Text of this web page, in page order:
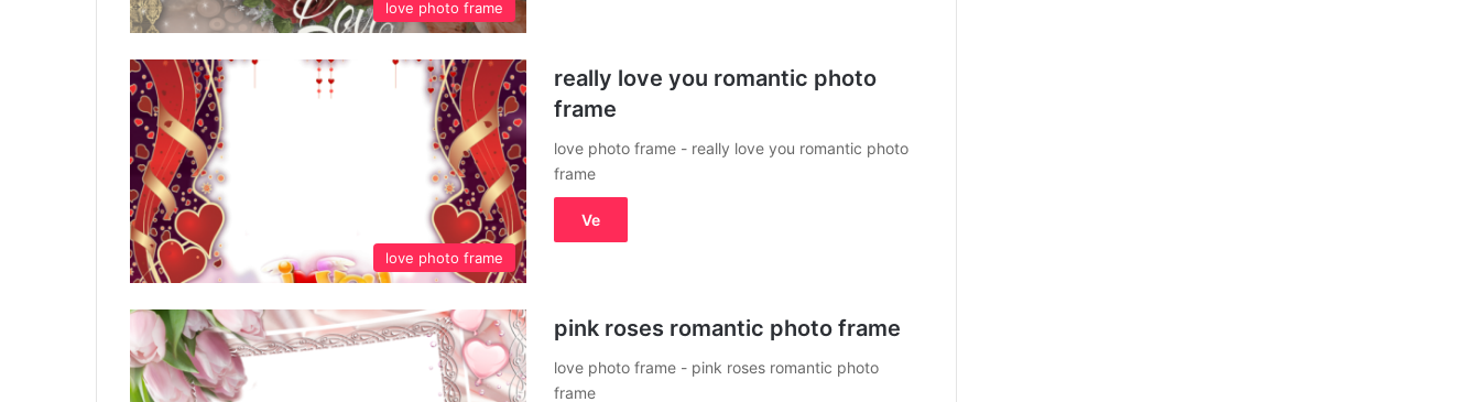
love photo frame
love photo frame
really love you romantic photo
frame
love photo frame - really love you romantic photo
frame
Ve
pink roses romantic photo frame
love photo frame - pink roses romantic photo
frame